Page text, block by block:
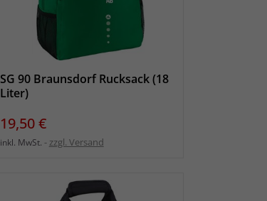
SG 90 Braunsdorf Rucksack (18
Liter)
Preis
19,50 €
inkl. MwSt. zzgl. Versand